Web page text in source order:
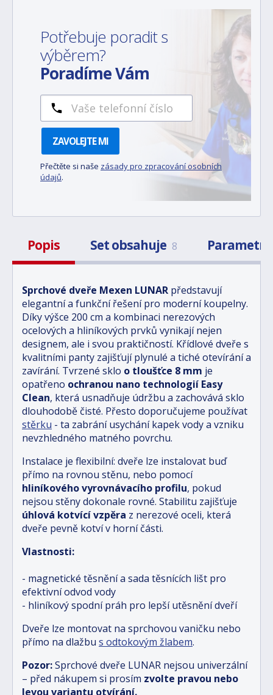
Potřebuje poradit s
výběrem?
Poradíme Vám
ZAVOLEJTE MI
Přečtěte si naše zásady pro zpracování osobních
údajů.
Popis Set obsahuje 8 Parametry
Sprchové dveře Mexen LUNAR představují
elegantní a funkční řešení pro moderní koupelny.
Díky výšce 200 cm a kombinaci nerezových
ocelových a hliníkových prvků vynikají nejen
designem, ale i svou praktičností. Křídlové dveře s
kvalitními panty zajišťují plynulé a tiché otevírání a
zavírání. Tvrzené sklo o tloušťce 8 mm je
opatřeno ochranou nano technologií Easy
Clean, která usnadňuje údržbu a zachovává sklo
dlouhodobě čisté. Přesto doporučujeme používat
stěrku - ta zabrání usychání kapek vody a vzniku
nevzhledného matného povrchu.
Instalace je flexibilní: dveře lze instalovat buď
přímo na rovnou stěnu, nebo pomocí
hliníkového vyrovnávacího profilu, pokud
nejsou stěny dokonale rovné. Stabilitu zajišťuje
úhlová kotvící vzpěra z nerezové oceli, která
dveře pevně kotví v horní části.
Vlastnosti:
- magnetické těsnění a sada těsnících lišt pro
efektivní odvod vody
- hliníkový spodní práh pro lepší utěsnění dveří
Dveře lze montovat na sprchovou vaničku nebo
přímo na dlažbu s odtokovým žlabem.
Pozor:Sprchové dveře LUNAR nejsou univerzální
– před nákupem si prosím zvolte pravou nebo
levou variantu otvírání.